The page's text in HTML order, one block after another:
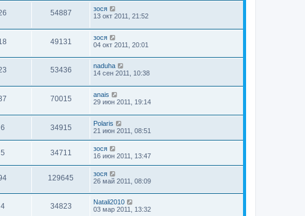
54887
зося
13 окт 2011, 21:52
49131
зося
04 окт 2011, 20:01
53436
naduha
14 сен 2011, 10:38
70015
anais
29 июн 2011, 19:14
6 34915
Polaris
21 июн 2011, 08:51
5 34711
зося
16 июн 2011, 13:47
129645
зося
26 май 2011, 08:09
4 34823
Natali2010
03 мар 2011, 13:32